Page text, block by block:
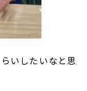
いしたいなと思